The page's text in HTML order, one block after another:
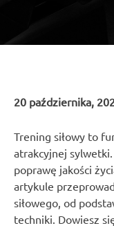
20 października,
Trening siłowy to
atrakcyjnej
poprawę jakości
artykule
siłowego, od
techniki. Dowiesz